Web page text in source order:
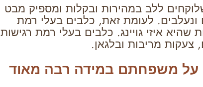
ללב במהירות ובקלות ומספיק מבט
ונעלבים. לעומת זאת, כלבים בעלי רמת
איזי גויינג. כלבים בעלי רמת רגישות
צעקות מריבות ובלגאן.
על משפחתם במידה רבה מאוד